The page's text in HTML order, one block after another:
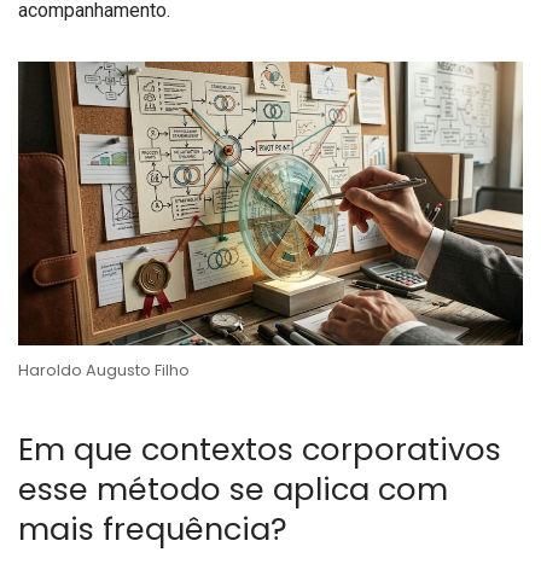
acompanhamento.
Haroldo Augusto Filho
Em que contextos corporativos
esse método se aplica com
mais frequência?